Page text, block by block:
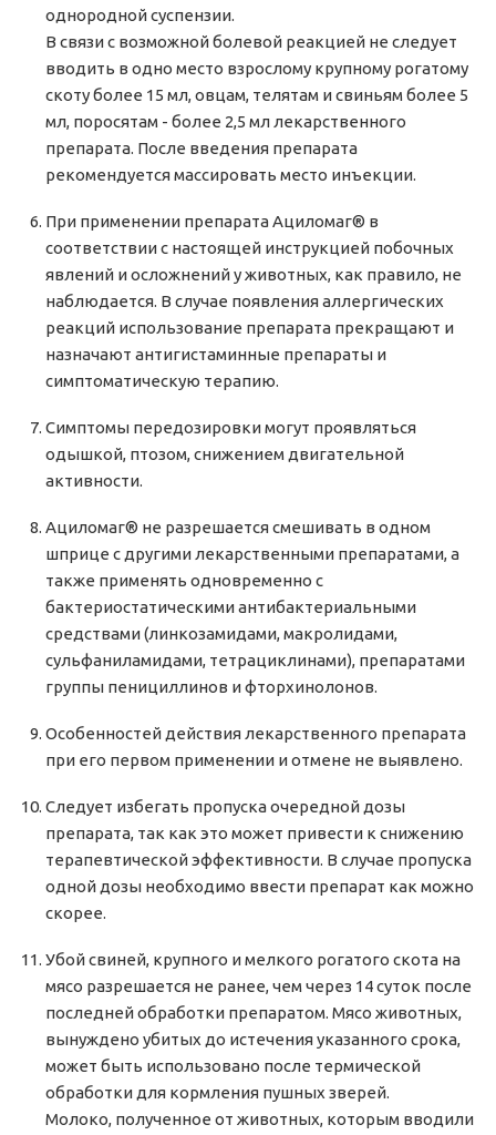
однородной суспензии.
В связи с возможной болевой реакцией не следует
вводить в одно место взрослому крупному рогатому
скоту более 15 мл, овцам, телятам и свиньям более 5
мл, поросятам - более 2,5 мл лекарственного
препарата. После введения препарата
рекомендуется массировать место инъекции.
При применении препарата Ациломаг® в
соответствии с настоящей инструкцией побочных
явлений и осложнений у животных, как правило, не
наблюдается. В случае появления аллергических
реакций использование препарата прекращают и
назначают антигистаминные препараты и
симптоматическую терапию.
Симптомы передозировки могут проявляться
одышкой, птозом, снижением двигательной
активности.
Ациломаг® не разрешается смешивать в одном
шприце с другими лекарственными препаратами, а
также применять одновременно с
бактериостатическими антибактериальными
средствами (линкозамидами, макролидами,
сульфаниламидами, тетрациклинами), препаратами
группы пенициллинов и фторхинолонов.
Особенностей действия лекарственного препарата
при его первом применении и отмене не выявлено.
Следует избегать пропуска очередной дозы
препарата, так как это может привести к снижению
терапевтической эффективности. В случае пропуска
одной дозы необходимо ввести препарат как можно
скорее.
Убой свиней, крупного и мелкого рогатого скота на
мясо разрешается не ранее, чем через 14 суток после
последней обработки препаратом. Мясо животных,
вынуждено убитых до истечения указанного срока,
может быть использовано после термической
обработки для кормления пушных зверей.
Молоко, полученное от животных, которым вводили